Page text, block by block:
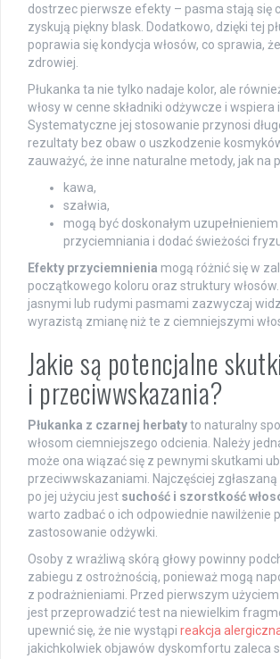
dostrzec pierwsze efekty – pasma stają się
zyskują piękny blask. Dodatkowo, dzięki tej
poprawia się kondycja włosów, co sprawia,
zdrowiej.
Płukanka ta nie tylko nadaje kolor, ale
włosy w cenne składniki odżywcze i wspiera
Systematyczne jej stosowanie przynosi
rezultaty bez obaw o uszkodzenie
zauważyć, że inne naturalne metody, jak na
kawa,
szałwia,
mogą być doskonałym
przyciemniania i dodać świeżości
Efekty przyciemnienia mogą różnić się w
początkowego koloru oraz struktury
jasnymi lub rudymi pasmami zazwyczaj
wyrazistą zmianę niż te z ciemniejszymi
Jakie są potencjalne
i przeciwwskazania?
Płukanka z czarnej herbatyto naturalny
włosom ciemniejszego odcienia. Należy
może ona wiązać się z pewnymi skutkami
przeciwwskazaniami. Najczęściej
po jej użyciu jest suchość i szorstkość
warto zadbać o ich odpowiednie nawilżenie
zastosowanie odżywki.
Osoby z wrażliwą skórą głowy powinny
zabiegu z ostrożnością, ponieważ mogą
z podrażnieniami. Przed pierwszym użyciem
jest przeprowadzić test na niewielkim
upewnić się, że nie wystąpi reakcja
jakichkolwiek objawów dyskomfortu zaleca